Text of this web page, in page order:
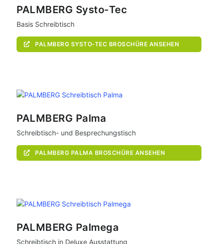
PALMBERG Systo-Tec
Basis Schreibtisch
PALMBERG SYSTO-TEC BROSCHÜRE ANSEHEN
PALMBERG Palma
Schreibtisch- und Besprechungstisch
PALMBERG PALMA BROSCHÜRE ANSEHEN
PALMBERG Palmega
Schreibtisch in Deluxe Ausstattung